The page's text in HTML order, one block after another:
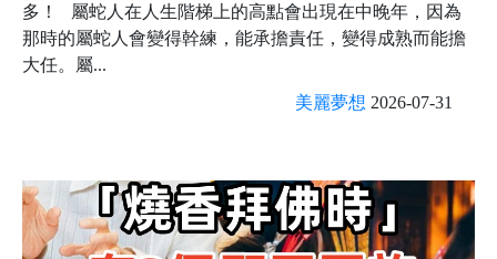
多！ 屬蛇人在人生階梯上的高點會出現在中晚年，因為
那時的屬蛇人會變得幹練，能承擔責任，變得成熟而能擔
大任。屬...
美麗夢想 2026-07-31